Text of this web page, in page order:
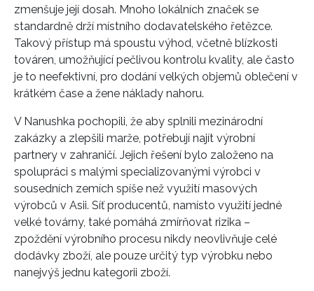
zmenšuje její dosah. Mnoho lokálních značek se
standardně drží místního dodavatelského řetězce.
Takový přístup má spoustu výhod, včetně blízkosti
továren, umožňující pečlivou kontrolu kvality, ale často
je to neefektivní, pro dodání velkých objemů oblečení v
krátkém čase a žene náklady nahoru.
V Nanushka pochopili, že aby splnili mezinárodní
zakázky a zlepšili marže, potřebují najít výrobní
partnery v zahraničí. Jejich řešení bylo založeno na
spolupráci s malými specializovanými výrobci v
sousedních zemích spíše než využití masových
výrobců v Asii. Síť producentů, namísto využití jedné
velké továrny, také pomáhá zmírňovat rizika –
zpoždění výrobního procesu nikdy neovlivňuje celé
dodávky zboží, ale pouze určitý typ výrobku nebo
nanejvýš jednu kategorii zboží.